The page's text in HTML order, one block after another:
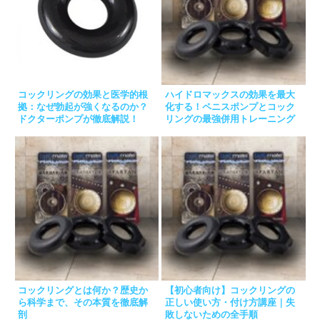
コックリングの効果と医学的根
拠：なぜ勃起が強くなるのか？
ドクターポンプが徹底解説！
ハイドロマックスの効果を最大
化する！ペニスポンプとコック
リングの最強併用トレーニング
コックリングとは何か？歴史か
ら科学まで、その本質を徹底解
剖
【初心者向け】コックリングの
正しい使い方・付け方講座｜失
敗しないための全手順